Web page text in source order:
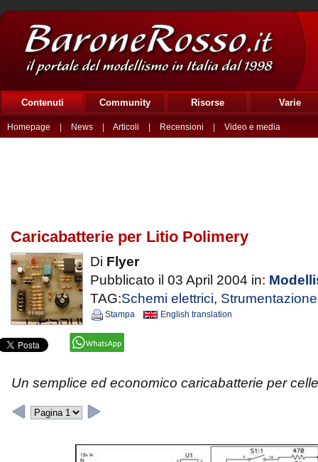
Contenuti Community Risorse Varie
Homepage News Articoli Recensioni Video e media
Caricabatterie per Litio Polimery
Di Flyer
Pubblicato il 03 April 2004 in:
TAG:Schemi elettrici, Strumentazione
Stampa English translation
Un semplice ed economico caricabatterie per